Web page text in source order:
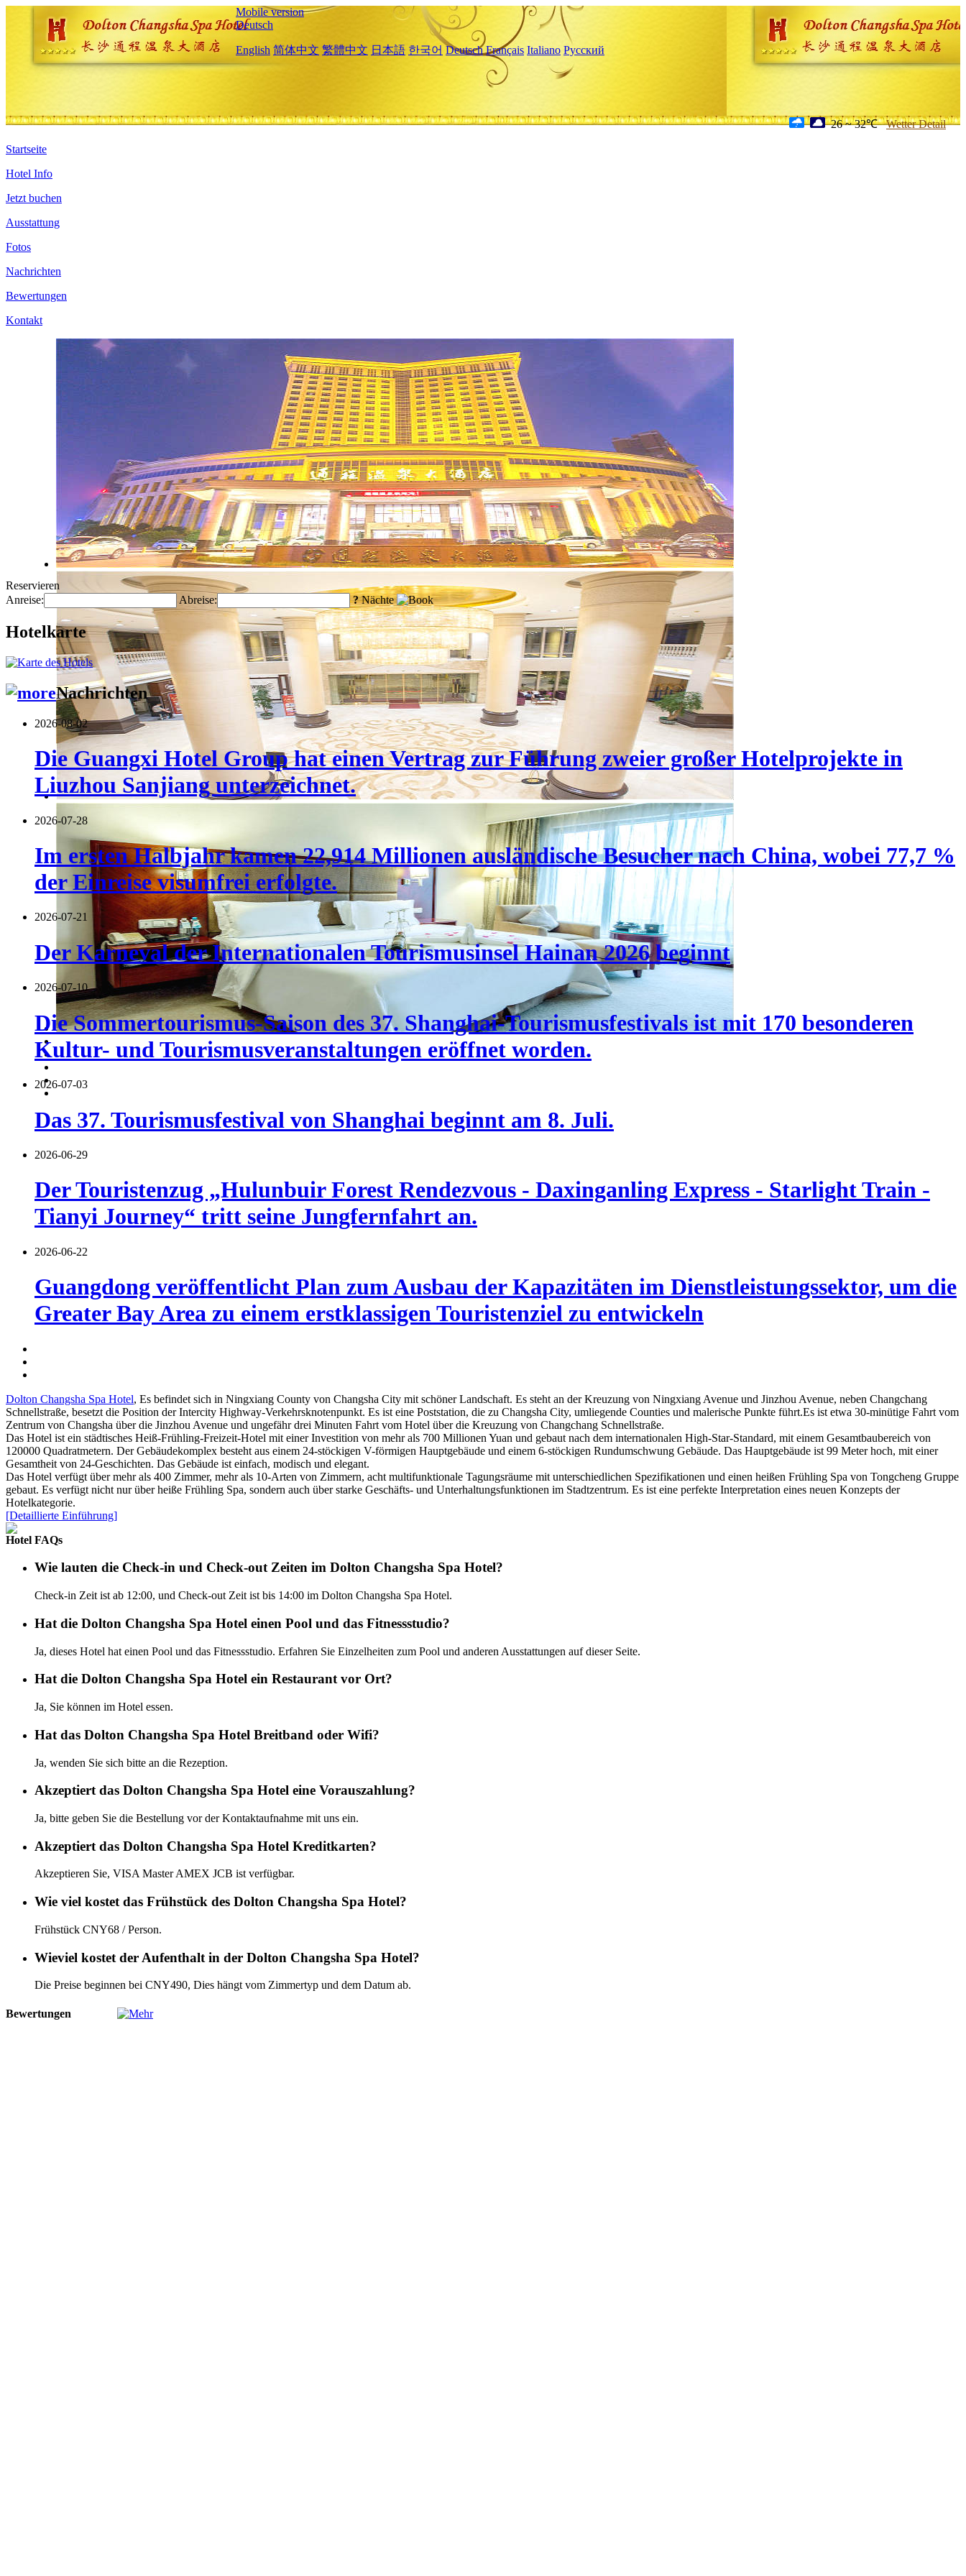
Mobile version
Deutsch
English 简体中文 繁體中文 日本語 한국어 Deutsch Français Italiano Русский
26 ~ 32℃ Wetter Detail
Startseite
Hotel Info
Jetzt buchen
Ausstattung
Fotos
Nachrichten
Bewertungen
Kontakt
Reservieren
Anreise:
Abreise: ?Nächte
Hotelkarte
Nachrichten
2026-08-02
Die Guangxi Hotel Group hat einen Vertrag zur Führung zweier großer Hotelprojekte in
Liuzhou Sanjiang unterzeichnet.
2026-07-28
Im ersten Halbjahr kamen 22,914 Millionen ausländische Besucher nach China, wobei 77,7 %
der Einreise visumfrei erfolgte.
2026-07-21
Der Karneval der Internationalen Tourismusinsel Hainan 2026 beginnt
2026-07-10
Die Sommertourismus-Saison des 37. Shanghai-Tourismusfestivals ist mit 170 besonderen
Kultur- und Tourismusveranstaltungen eröffnet worden.
2026-07-03
Das 37. Tourismusfestival von Shanghai beginnt am 8. Juli.
2026-06-29
Der Touristenzug „Hulunbuir Forest Rendezvous - Daxinganling Express - Starlight Train -
Tianyi Journey“ tritt seine Jungfernfahrt an.
2026-06-22
Guangdong veröffentlicht Plan zum Ausbau der Kapazitäten im Dienstleistungssektor, um die
Greater Bay Area zu einem erstklassigen Touristenziel zu entwickeln
Dolton Changsha Spa Hotel, Es befindet sich in Ningxiang County von Changsha City mit schöner Landschaft. Es steht an der Kreuzung von Ningxiang Avenue und Jinzhou Avenue, neben Changchang
Schnellstraße, besetzt die Position der Intercity Highway-Verkehrsknotenpunkt. Es ist eine Poststation, die zu Changsha City, umliegende Counties und malerische Punkte führt.Es ist etwa 30-minütige Fahrt vom
Zentrum von Changsha über die Jinzhou Avenue und ungefähr drei Minuten Fahrt vom Hotel über die Kreuzung von Changchang Schnellstraße.
Das Hotel ist ein städtisches Heiß-Frühling-Freizeit-Hotel mit einer Investition von mehr als 700 Millionen Yuan und gebaut nach dem internationalen High-Star-Standard, mit einem Gesamtbaubereich von
120000 Quadratmetern. Der Gebäudekomplex besteht aus einem 24-stöckigen V-förmigen Hauptgebäude und einem 6-stöckigen Rundumschwung Gebäude. Das Hauptgebäude ist 99 Meter hoch, mit einer
Gesamtheit von 24-Geschichten. Das Gebäude ist einfach, modisch und elegant.
Das Hotel verfügt über mehr als 400 Zimmer, mehr als 10-Arten von Zimmern, acht multifunktionale Tagungsräume mit unterschiedlichen Spezifikationen und einen heißen Frühling Spa von Tongcheng Gruppe
gebaut. Es verfügt nicht nur über heiße Frühling Spa, sondern auch über starke Geschäfts- und Unterhaltungsfunktionen im Stadtzentrum. Es ist eine perfekte Interpretation eines neuen Konzepts der
Hotelkategorie.
[Detaillierte Einführung]
Hotel FAQs
Wie lauten die Check-in und Check-out Zeiten im Dolton Changsha Spa Hotel?
Check-in Zeit ist ab 12:00, und Check-out Zeit ist bis 14:00 im Dolton Changsha Spa Hotel.
Hat die Dolton Changsha Spa Hotel einen Pool und das Fitnessstudio?
Ja, dieses Hotel hat einen Pool und das Fitnessstudio. Erfahren Sie Einzelheiten zum Pool und anderen Ausstattungen auf dieser Seite.
Hat die Dolton Changsha Spa Hotel ein Restaurant vor Ort?
Ja, Sie können im Hotel essen.
Hat das Dolton Changsha Spa Hotel Breitband oder Wifi?
Ja, wenden Sie sich bitte an die Rezeption.
Akzeptiert das Dolton Changsha Spa Hotel eine Vorauszahlung?
Ja, bitte geben Sie die Bestellung vor der Kontaktaufnahme mit uns ein.
Akzeptiert das Dolton Changsha Spa Hotel Kreditkarten?
Akzeptieren Sie, VISA Master AMEX JCB ist verfügbar.
Wie viel kostet das Frühstück des Dolton Changsha Spa Hotel?
Frühstück CNY68 / Person.
Wieviel kostet der Aufenthalt in der Dolton Changsha Spa Hotel?
Die Preise beginnen bei CNY490, Dies hängt vom Zimmertyp und dem Datum ab.
Bewertungen